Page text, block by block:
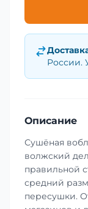
России.
Описание
Сушёная
волжский
правильной
средний
пересушки.